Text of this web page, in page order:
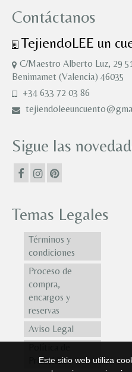
Contáctanos
TejiendoLEE un
C/Maestro Alberto Luz, 29
Benimamet (Valencia) 46035
+34 633 72 03 86
Sigue las
Temas Legales
Términos y
condiciones
Proceso de
compra,
encargos y
reservas
Aviso Legal
Privacidad
Este sitio web utiliza